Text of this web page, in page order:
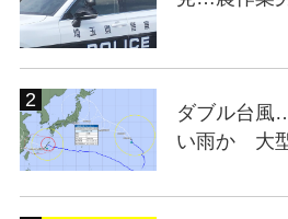
ダブル台風
い雨か 大